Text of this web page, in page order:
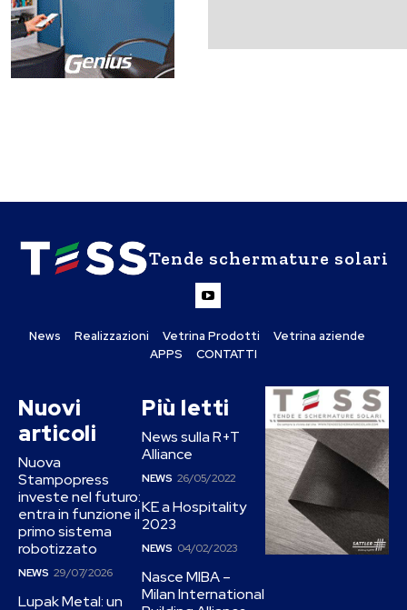
Tende schermature solari
News Realizzazioni Vetrina Prodotti
Vetrina aziende
APPS
CONTATTI
Nuovi
articoli
Nuova
Stampopress
investe nel futuro:
entra in funzione il
primo sistema
robotizzato
NEWS 29/07/2026
Lupak Metal: un
Più letti
News sulla R+T
Alliance
NEWS 26/05/2022
KE a Hospitality
2023
NEWS 04/02/2023
Nasce MIBA –
Milan International